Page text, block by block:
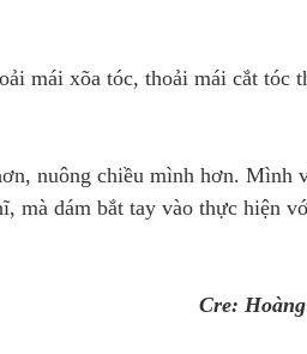
mái xõa tóc, thoải mái cắt tóc
nuông chiều mình hơn. Mình
mà dám bắt tay vào thực hiện
Cre: